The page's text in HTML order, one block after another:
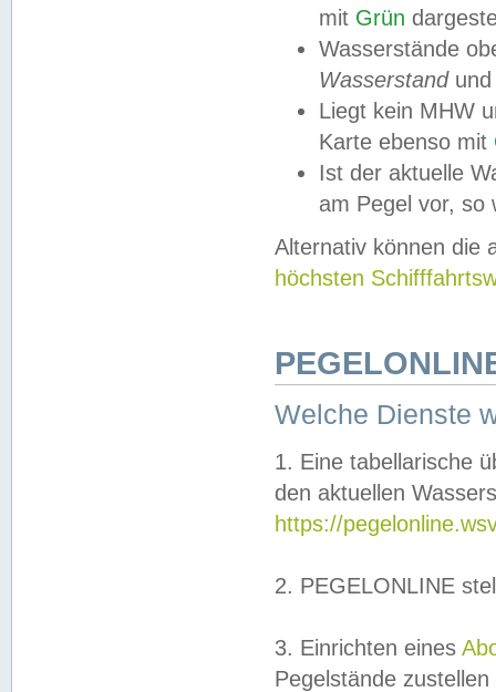
mit Grün
Wasserstände
Wasserstandund
Liegt kein MHW
Karte ebenso mit
Ist der aktuelle
am Pegel vor,
Alternativ können die
höchsten
Welche Dienste
1. Eine tabellarische
den aktuellen
https://
2. PEGELONLINE
3. Einrichten eines
Pegelstände